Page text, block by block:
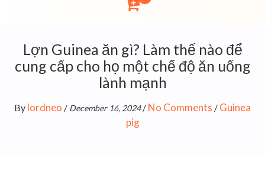
Lợn Guinea ăn gì? Làm thế nào để
cung cấp cho họ một chế độ ăn uống
lành mạnh
By lordneo / December 16, 2024/ No Comments / Guinea
pig